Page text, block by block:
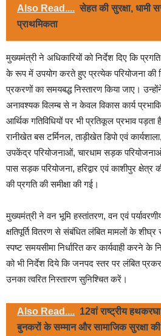
Also Read.... सेहत की सुरक्षा, धामी
प्राथमिकता
मुख्यमंत्री ने अधिकारियों को निर्देश दिए कि
के रूप में उपयोग करते हुए प्रत्येक परियोजना की
प्रकरणों का समयबद्ध निस्तारण किया जाए।
अनावश्यक विलम्ब से न केवल विकास कार्य
आर्थिक गतिविधियों पर भी प्रतिकूल प्रभाव
रानीखेत बस टर्मिनल, ताड़ीखेत डिपो एवं
उपकेंद्र परियोजनाओं, चारधाम सड़क
पास सड़क परियोजना, हरिद्वार एवं काशीपुर क्षेत्र
की प्रगति की समीक्षा की गई।
मुख्यमंत्री ने वन भूमि हस्तांतरण, वन एवं
क्षतिपूर्ति वितरण से संबंधित लंबित मामलों के
स्पष्ट समयसीमा निर्धारित कर कार्यवाही करने के
को भी निर्देश दिये कि जनपद स्तर पर लंबित
उनका त्वरित निस्तारण सुनिश्चित करें।
Also Read.... 12वां राष्ट्रीय
बुनकरों के सम्मान और सामाजिक सुरक्षा की